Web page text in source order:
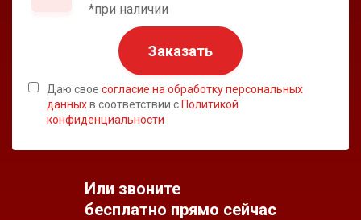
*при наличии
Заказать
Даю свое согласие на обработку персональных
данныхв соответствии с Политикой
конфиденциальности
Или звоните
бесплатно прямо сейчас